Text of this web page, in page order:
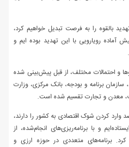
بالقوه را به فرصت تبدیل خواهیم کرد،
آماده رویارویی با این تهدید بوده ایم و
و احتمالات مختلف، از قبل پیش‌بینی شده
برنامه و بودجه، بانک مرکزی، وزارت
معدن و تجارت تقسیم شده است.
وارد کردن شوک اقتصادی به کشور را دارند،
و با برنامه‌ریزی‌های انجام‌شده، از
کرد. برنامه‌های متعددی در حوزه ارزی و